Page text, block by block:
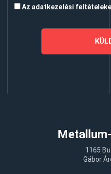
Az adatkezelési
1165
Gábor